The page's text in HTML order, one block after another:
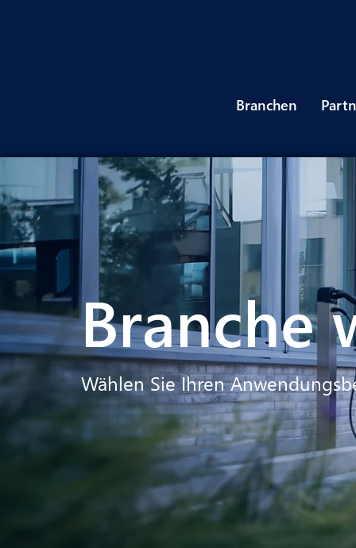
Branchen
Branche
Wählen Sie Ihren